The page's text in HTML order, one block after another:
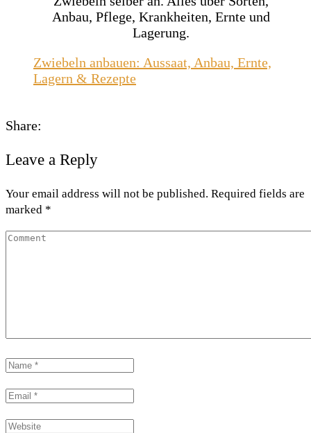
Zwiebeln anbauen: Aussaat, Anbau, Ernte,
Lagern & Rezepte
Share:
Leave a Reply
Your email address will not be published. Required fields are
marked *